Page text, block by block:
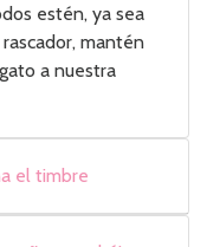
estén, ya sea
mantén
a nuestra
el timbre